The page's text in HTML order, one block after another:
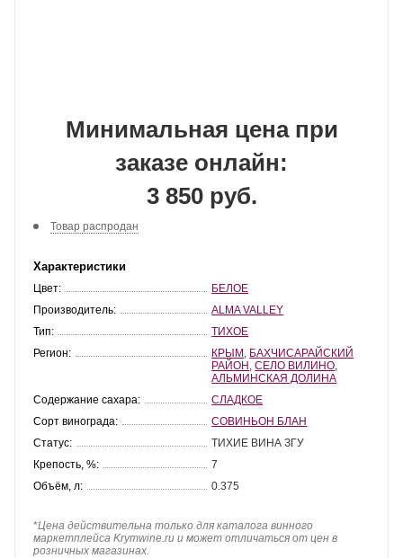
Минимальная цена при
заказе онлайн:
3 850 руб.
Товар распродан
Характеристики
Цвет:
БЕЛОЕ
Производитель:
ALMA VALLEY
Тип:
ТИХОЕ
Регион:
КРЫМ БАХЧИСАРАЙСКИЙ
РАЙОН ,СЕЛО ВИЛИНО
АЛЬМИНСКАЯ ДОЛИНА
Содержание сахара:
СЛАДКОЕ
Сорт винограда:
СОВИНЬОН БЛАН
Статус:
ТИХИЕ ВИНА ЗГУ
Крепость, %:
7
Объём, л:
0.375
*Цена действительна только для каталога винного
маркетплейса Krymwine.ru и может отличаться от цен в
розничных магазинах.